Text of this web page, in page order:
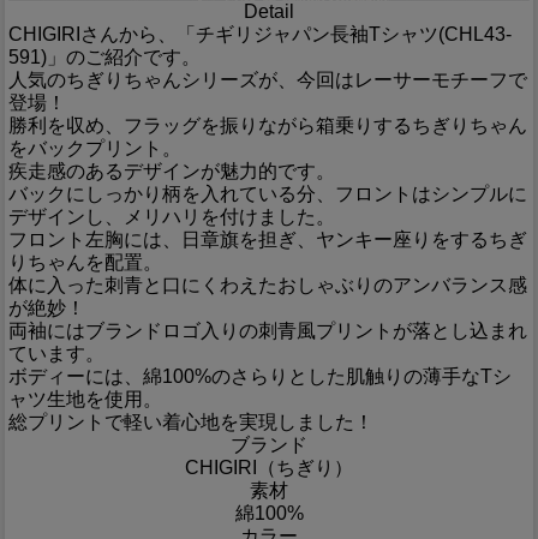
Detail
CHIGIRIさんから、「チギリジャパン長袖Tシャツ(CHL43-
591)」のご紹介です。
人気のちぎりちゃんシリーズが、今回はレーサーモチーフで
登場！
勝利を収め、フラッグを振りながら箱乗りするちぎりちゃん
をバックプリント。
疾走感のあるデザインが魅力的です。
バックにしっかり柄を入れている分、フロントはシンプルに
デザインし、メリハリを付けました。
フロント左胸には、日章旗を担ぎ、ヤンキー座りをするちぎ
りちゃんを配置。
体に入った刺青と口にくわえたおしゃぶりのアンバランス感
が絶妙！
両袖にはブランドロゴ入りの刺青風プリントが落とし込まれ
ています。
ボディーには、綿100%のさらりとした肌触りの薄手なTシ
ャツ生地を使用。
総プリントで軽い着心地を実現しました！
ブランド
CHIGIRI（ちぎり）
素材
綿100%